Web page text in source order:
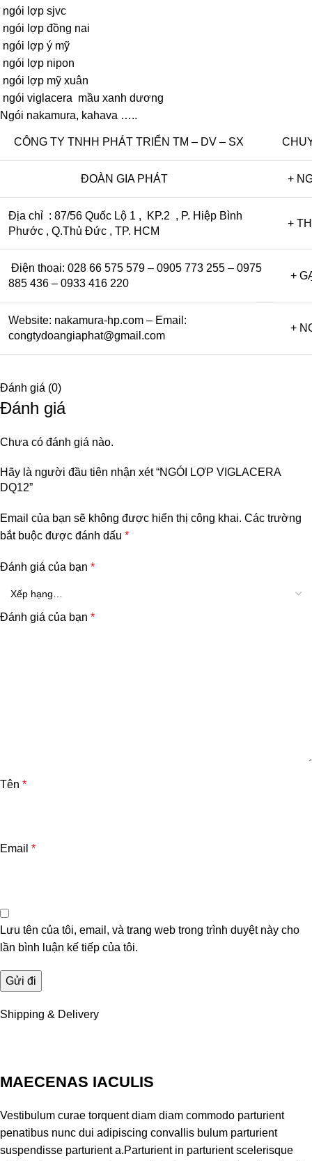
ngói lợp sjvc
ngói lợp đồng nai
ngói lợp ý mỹ
ngói lợp nipon
ngói lợp mỹ xuân
ngói viglacera mầu xanh dương
Ngói nakamura, kahava …..
CÔNG TY TNHH PHÁT TRIỂN TM – DV – SX
ĐOÀN GIA PHÁT +
Địa chỉ : 87/56 Quốc Lộ 1 , KP.2 , P. Hiệp Bình
Phước , Q.Thủ Đức , TP. HCM
+
Điện thoại: 028 66 575 579 – 0905 773 255 – 0975
885 436 – 0933 416 220
+
Website: nakamura-hp.com – Email:
congtydoangiaphat@gmail.com
+
Đánh giá (0)
Đánh giá
Chưa có đánh giá nào.
Hãy là người đầu tiên nhận xét “NGÓI LỢP VIGLACERA
DQ12”
Email của bạn sẽ không được hiển thị công khai. Các trường
bắt buộc được đánh dấu *
Đánh giá của bạn *
Đánh giá của bạn *
Tên *
Email *
Lưu tên của tôi, email, và trang web trong trình duyệt này cho
lần bình luận kế tiếp của tôi.
Shipping & Delivery
MAECENAS IACULIS
Vestibulum curae torquent diam diam commodo parturient
penatibus nunc dui adipiscing convallis bulum parturient
suspendisse parturient a.Parturient in parturient scelerisque